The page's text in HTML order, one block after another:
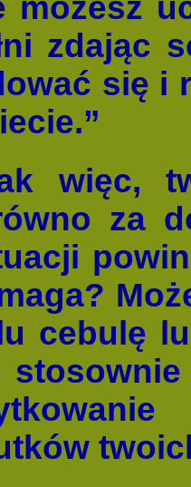
możesz
zdając
się i
więc,
za
cebulę